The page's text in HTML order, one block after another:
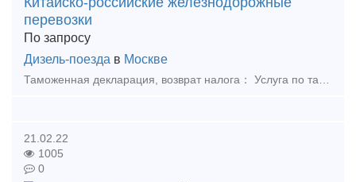
перевозки
По запросу
Дизель-поезда в Москве
Таможенная декларация, возврат налога： Услуга по таможенной декларации (подготовка и оформление документов на экспорт при отсутствии лицензии) Услуга возмещения налога. Возврат НД
21.02.22
1005
0